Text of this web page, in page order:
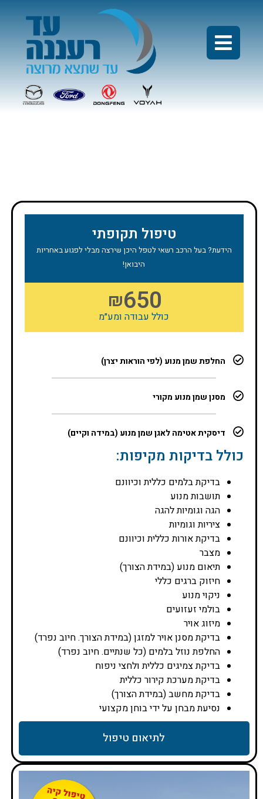
טיפול תקופתי
הידעת? בעל הרכב רשאי לטפל היכן שירצה מבלי לפגוע באחריות
היבואן!
₪650
כולל עבודה ומע״מ
החלפת שמן מנוע (לפי הוראות יצרן)
מסנן שמן מנוע מקורי
דיסקית אטימה לאגן שמן מנוע (במידה וקיים)
כולל בדיקות מקיפות:
בדיקת בלמים כללית וכיוונם
תושבות מנוע
הגה וגומיות להגה
ציריות וגומיות
בדיקת אורות כללית וכיוונם
מצבר
תיאום מנוע (במידת הצורך)
חיזוק ברגים כללי
ניקוי מנוע
בולמי זעזועים
מיזוג אויר
בדיקת מסנן אויר למזגן (במידת הצורך. חיוב נפרד)
החלפת נוזל בלמים (כל שנתיים. חיוב נפרד)
בדיקת צמיגים כללית ולחצי ניפוח
בדיקת מערכת קירור כללית
בדיקת מחשב (במידת הצורך)
נסיעת מבחן על ידי בוחן מקצועי
לתיאום טיפול